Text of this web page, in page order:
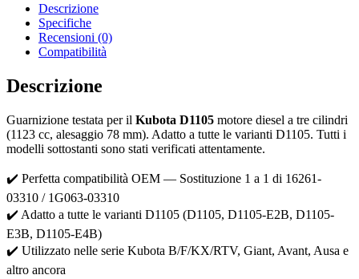
Descrizione
Specifiche
Recensioni (0)
Compatibilità
Descrizione
Guarnizione testata per il Kubota D1105 motore diesel a tre cilindri
(1123 cc, alesaggio 78 mm). Adatto a tutte le varianti D1105. Tutti i
modelli sottostanti sono stati verificati attentamente.
✔️ Perfetta compatibilità OEM — Sostituzione 1 a 1 di 16261-
03310 / 1G063-03310
✔️ Adatto a tutte le varianti D1105 (D1105, D1105-E2B, D1105-
E3B, D1105-E4B)
✔️ Utilizzato nelle serie Kubota B/F/KX/RTV, Giant, Avant, Ausa e
altro ancora